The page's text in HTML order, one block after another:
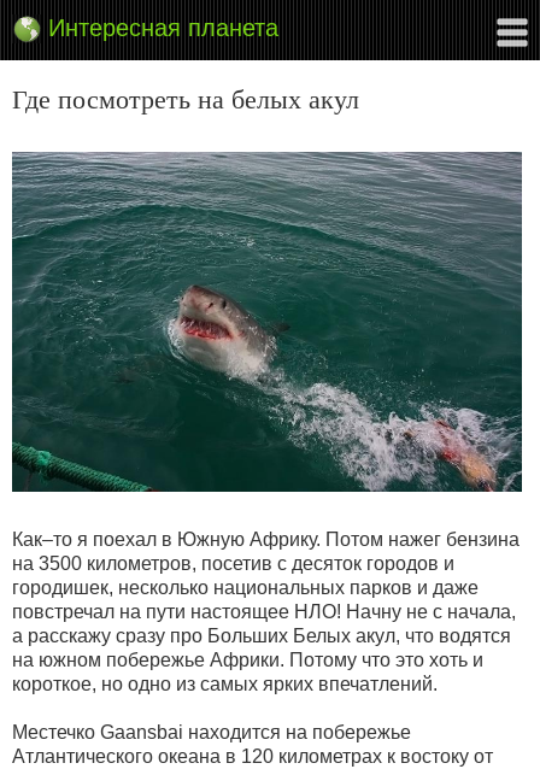
Интересная планета
Где посмотреть на белых акул
Как–то я поехал в Южную Африку. Потом нажег бензина
на 3500 километров, посетив с десяток городов и
городишек, несколько национальных парков и даже
повстречал на пути настоящее НЛО! Начну не с начала,
а расскажу сразу про Больших Белых акул, что водятся
на южном побережье Африки. Потому что это хоть и
короткое, но одно из самых ярких впечатлений.
Местечко Gaansbai находится на побережье
Атлантического океана в 120 километрах к востоку от